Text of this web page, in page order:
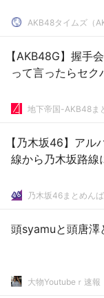
AKB48タイムズ（
【AKB48G】握手
って言ったらセク
地下帝国-AKB48ま
【乃木坂46】ア
線から乃木坂路線
乃木坂46まとめん
頭syamuと頭唐澤
大物Youtubeｒ速報